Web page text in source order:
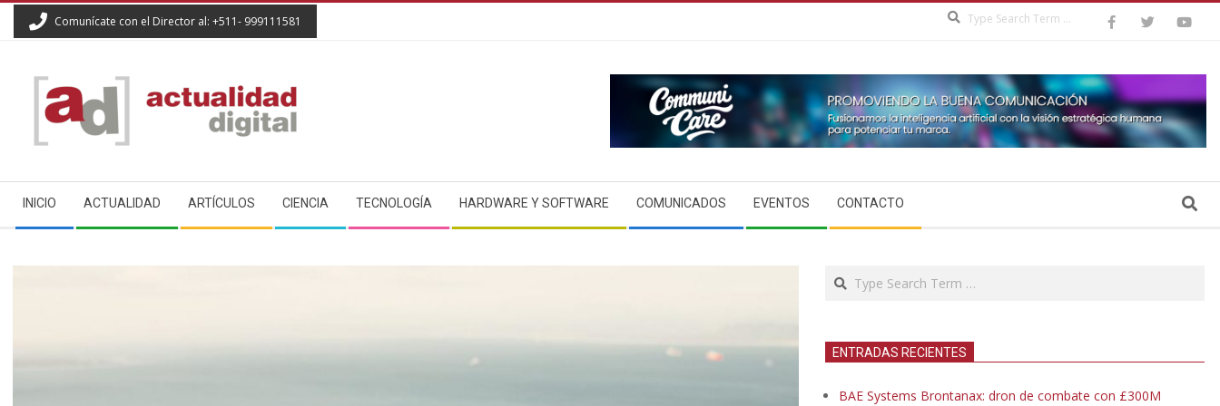
Comunícate con el Director al: +511- 999111581
ACTUALIDAD
DIGITAL
Navigation
Menu
INICIO ACTUALIDAD ARTÍCULOS CIENCIA TECNOLOGÍA HARDWARE Y SOFTWARE COMUNICADOS EVENTOS CONTACTO Search
Search
ENTRADAS RECIENTES
BAE Systems Brontanax: dron de combate con £300M